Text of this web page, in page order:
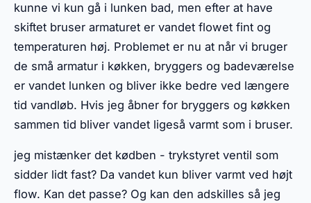
kunne vi kun gå i lunken bad, men efter at have
skiftet bruser armaturet er vandet flowet fint og
temperaturen høj. Problemet er nu at når vi bruger
de små armatur i køkken, bryggers og badeværelse
er vandet lunken og bliver ikke bedre ved længere
tid vandløb. Hvis jeg åbner for bryggers og køkken
sammen tid bliver vandet ligeså varmt som i bruser.
jeg mistænker det kødben - trykstyret ventil som
sidder lidt fast? Da vandet kun bliver varmt ved højt
flow. Kan det passe? Og kan den adskilles så jeg